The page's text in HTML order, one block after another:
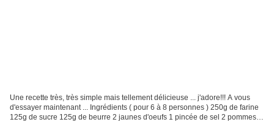
Une recette très, très simple mais tellement délicieuse ... j'adore!!! A vous
d'essayer maintenant ... Ingrédients ( pour 6 à 8 personnes ) 250g de farine
125g de sucre 125g de beurre 2 jaunes d'oeufs 1 pincée de sel 2 pommes 2